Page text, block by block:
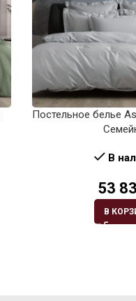
Постельное белье
В
53
В